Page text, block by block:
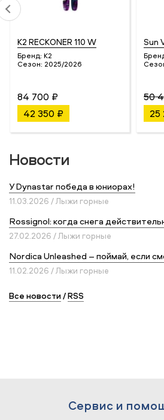
K2 RECKONER 110 W
Бренд: K2
Сезон: 2025/2026
84 700 ₽
42 350 ₽
Sun
50
25
Новости
У Dynastar победа в юниорах!
11.03.2026 / Лыжи горные
Rossignol: когда снега
27.02.2026 / Лыжи горные
Nordica Unleashed – поймай, если
11.02.2026 / Лыжи горные
Все новости/RSS
Сервис и